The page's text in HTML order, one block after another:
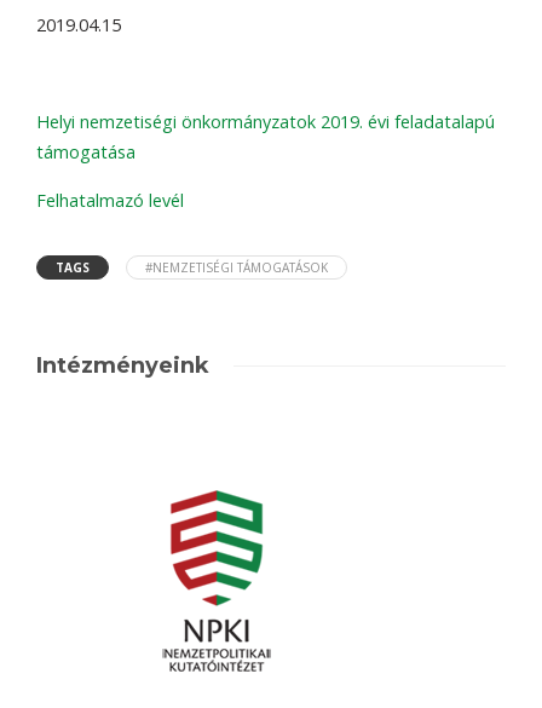
2019.04.15
Helyi nemzetiségi önkormányzatok 2019. évi feladatalapú
támogatása
Felhatalmazó levél
TAGS #NEMZETISÉGI TÁMOGATÁSOK
Intézményeink